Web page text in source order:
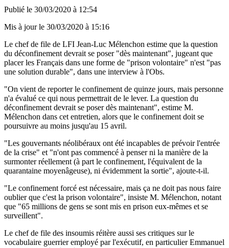
Publié le 30/03/2020 à 12:54
Mis à jour le 30/03/2020 à 15:16
Le chef de file de LFI Jean-Luc Mélenchon estime que la question
du déconfinement devrait se poser "dès maintenant", jugeant que
placer les Français dans une forme de "prison volontaire" n'est "pas
une solution durable", dans une interview à l'Obs.
"On vient de reporter le confinement de quinze jours, mais personne
n'a évalué ce qui nous permettrait de le lever. La question du
déconfinement devrait se poser dès maintenant", estime M.
Mélenchon dans cet entretien, alors que le confinement doit se
poursuivre au moins jusqu'au 15 avril.
"Les gouvernants néolibéraux ont été incapables de prévoir l'entrée
de la crise" et "n'ont pas commencé à penser ni la manière de la
surmonter réellement (à part le confinement, l'équivalent de la
quarantaine moyenâgeuse), ni évidemment la sortie", ajoute-t-il.
"Le confinement forcé est nécessaire, mais ça ne doit pas nous faire
oublier que c'est la prison volontaire", insiste M. Mélenchon, notant
que "65 millions de gens se sont mis en prison eux-mêmes et se
surveillent".
Le chef de file des insoumis réitère aussi ses critiques sur le
vocabulaire guerrier employé par l'exécutif, en particulier Emmanuel